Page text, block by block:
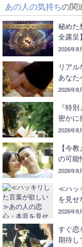
あの人の気持ちの関
秘めた
全露呈
2026年8
リア
あなた
2026年8
『特
密かに
2026年8
【今
の可能
2026年8
≪ハッ
を見せ
2026年8
すぐ恋
期待し